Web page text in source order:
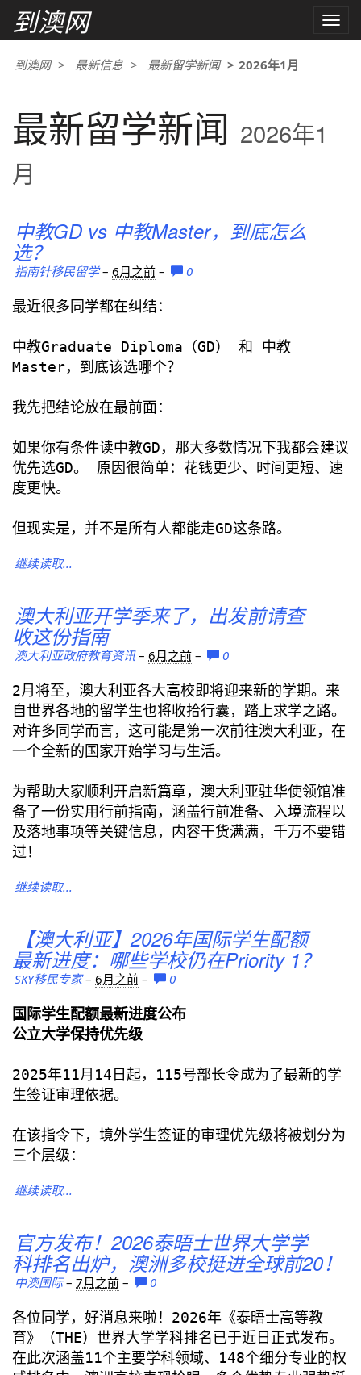
到澳网
Toggle
到澳网 最新信息 最新留学新闻 2026年1月
最新留学新闻 2026年1
月
中教GD vs 中教Master，到底怎么
选？
指南针移民留学– 6月之前 – 0
最近很多同学都在纠结：
中教Graduate Diploma（GD） 和 中教
Master，到底该选哪个？
我先把结论放在最前面：
如果你有条件读中教GD，那大多数情况下我都会建议
优先选GD。 原因很简单：花钱更少、时间更短、速
度更快。
但现实是，并不是所有人都能走GD这条路。
继续读取...
澳大利亚开学季来了，出发前请查
收这份指南
澳大利亚政府教育资讯– 6月之前 – 0
2月将至，澳大利亚各大高校即将迎来新的学期。来
自世界各地的留学生也将收拾行囊，踏上求学之路。
对许多同学而言，这可能是第一次前往澳大利亚，在
一个全新的国家开始学习与生活。
为帮助大家顺利开启新篇章，澳大利亚驻华使领馆准
备了一份实用行前指南，涵盖行前准备、入境流程以
及落地事项等关键信息，内容干货满满，千万不要错
过！
继续读取...
【澳大利亚】2026年国际学生配额
最新进度：哪些学校仍在Priority 1？
SKY移民专家– 6月之前 – 0
国际学生配额最新进度公布
公立大学保持优先级
2025年11月14日起，115号部长令成为了最新的学
生签证审理依据。
在该指令下，境外学生签证的审理优先级将被划分为
三个层级：
继续读取...
官方发布！2026泰晤士世界大学学
科排名出炉，澳洲多校挺进全球前20！
中澳国际– 7月之前 – 0
各位同学，好消息来啦！2026年《泰晤士高等教
育》（THE）世界大学学科排名已于近日正式发布。
在此次涵盖11个主要学科领域、148个细分专业的权